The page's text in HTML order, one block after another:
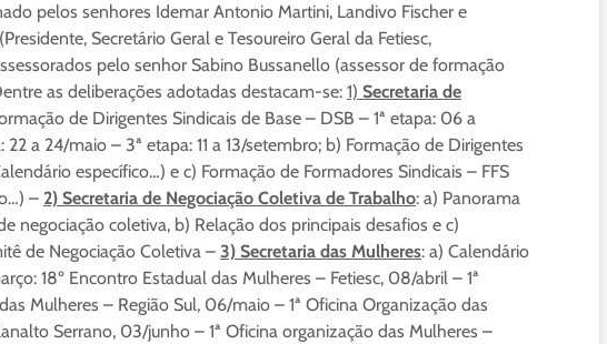
pelos senhores Idemar Antonio Martini, Landivo Fischer e
Secretário Geral e Tesoureiro Geral da Fetiesc,
pelo senhor Sabino Bussanello (assessor de formação
as deliberações adotadas destacam-se: 1) Secretaria de
de Dirigentes Sindicais de Base – DSB – 1ª etapa: 06 a
a 24/maio – 3ª etapa: 11 a 13/setembro; b) Formação de Dirigentes
específico…) e c) Formação de Formadores Sindicais – FFS
– 2) Secretaria de Negociação Coletiva de Trabalho: a) Panorama
negociação coletiva, b) Relação dos principais desafios e c)
de Negociação Coletiva – 3) Secretaria das Mulheres: a) Calendário
18º Encontro Estadual das Mulheres – Fetiesc, 08/abril – 1ª
Mulheres – Região Sul, 06/maio – 1ª Oficina Organização das
Serrano, 03/junho – 1ª Oficina organização das Mulheres –